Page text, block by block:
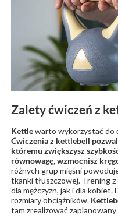
Zalety ćwiczeń z
Kettlewarto wykorzystać do
Ćwiczenia z kettlebell
któremu zwiększysz
równowagę, wzmocnisz
różnych grup mięśni
tkanki tłuszczowej. Trening z
dla mężczyzn, jak i dla
rozmiary obciążników.
tam zrealizować